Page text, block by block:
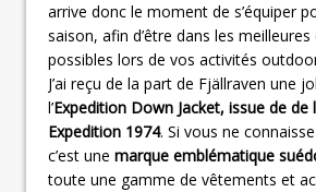
arrive donc le moment de s’équiper
saison, afin d’être dans les
possibles lors de vos activités
J’ai reçu de la part de Fjällraven une
l’Expedition Down Jacket, issue de de
Expedition 1974. Si vous ne
c’est une marque emblématique
toute une gamme de vêtements et